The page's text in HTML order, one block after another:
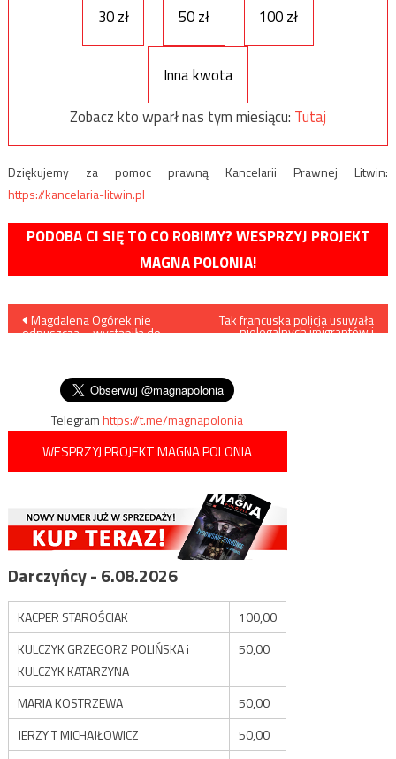
30 zł
50 zł 100 zł
Inna kwota
Zobacz kto wparł nas tym miesiącu: Tutaj
Dziękujemy za pomoc prawną Kancelarii Prawnej Litwin:
https://kancelaria-litwin.pl
PODOBA CI SIĘ TO CO ROBIMY? WESPRZYJ PROJEKT
MAGNA POLONIA!
Nawigacja
Magdalena Ogórek nie
odpuszcza – wystąpiła do
Tak francuska policja usuwała
nielegalnych imigrantów i
Telegramhttps://t.me/magnapolonia
WESPRZYJ PROJEKT MAGNA POLONIA
Darczyńcy - 6.08.2026
KACPER STAROŚCIAK
100,00
KULCZYK GRZEGORZ POLIŃSKA i
KULCZYK KATARZYNA
50,00
MARIA KOSTRZEWA
50,00
JERZY T MICHAJŁOWICZ
50,00